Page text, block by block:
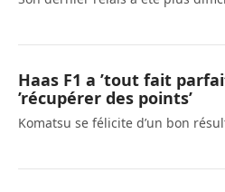
Haas F1 a ’tout fait
’récupérer des points’
Komatsu se félicite d’un bon